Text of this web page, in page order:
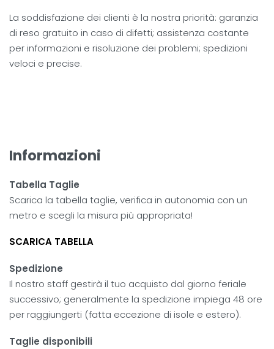
La soddisfazione dei clienti è la nostra priorità: garanzia
di reso gratuito in caso di difetti; assistenza costante
per informazioni e risoluzione dei problemi; spedizioni
veloci e precise.
Informazioni
Tabella Taglie
Scarica la tabella taglie, verifica in autonomia con un
metro e scegli la misura più appropriata!
SCARICA TABELLA
Spedizione
Il nostro staff gestirà il tuo acquisto dal giorno feriale
successivo; generalmente la spedizione impiega 48 ore
per raggiungerti (fatta eccezione di isole e estero).
Taglie disponibili